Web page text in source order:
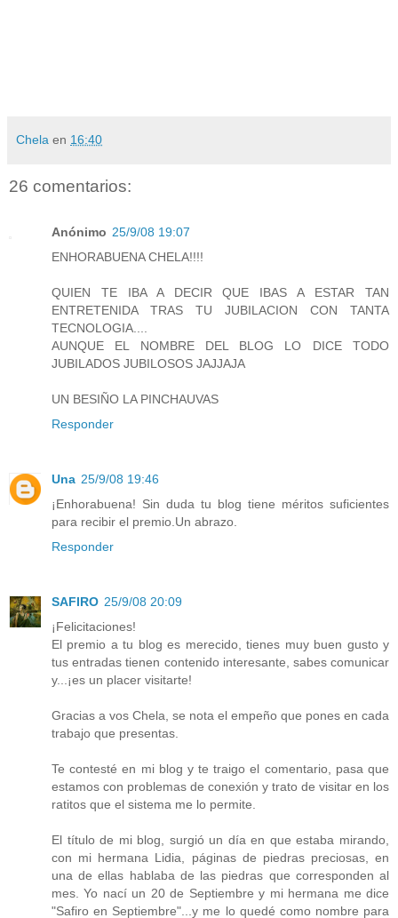
Chela en 16:40
26 comentarios:
Anónimo 25/9/08 19:07
ENHORABUENA CHELA!!!!
QUIEN TE IBA A DECIR QUE IBAS A ESTAR TAN
ENTRETENIDA TRAS TU JUBILACION CON TANTA
TECNOLOGIA....
AUNQUE EL NOMBRE DEL BLOG LO DICE TODO
JUBILADOS JUBILOSOS JAJJAJA
UN BESIÑO LA PINCHAUVAS
Responder
Una 25/9/08 19:46
¡Enhorabuena! Sin duda tu blog tiene méritos suficientes
para recibir el premio.Un abrazo.
Responder
SAFIRO 25/9/08 20:09
¡Felicitaciones!
El premio a tu blog es merecido, tienes muy buen gusto y
tus entradas tienen contenido interesante, sabes comunicar
y...¡es un placer visitarte!
Gracias a vos Chela, se nota el empeño que pones en cada
trabajo que presentas.
Te contesté en mi blog y te traigo el comentario, pasa que
estamos con problemas de conexión y trato de visitar en los
ratitos que el sistema me lo permite.
El título de mi blog, surgió un día en que estaba mirando,
con mi hermana Lidia, páginas de piedras preciosas, en
una de ellas hablaba de las piedras que corresponden al
mes. Yo nací un 20 de Septiembre y mi hermana me dice
"Safiro en Septiembre"...y me lo quedé como nombre para